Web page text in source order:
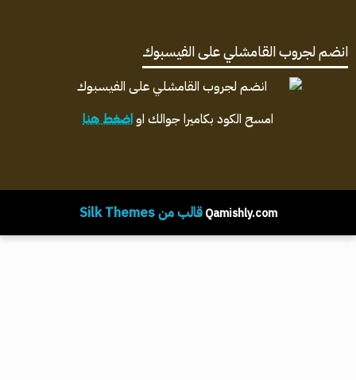
انضم لجروب القامشلي على الفيسبوك
امسح الكود بكاميرا جوالك اواضغط هنا
Qamishly.com قالب من Silk Themes